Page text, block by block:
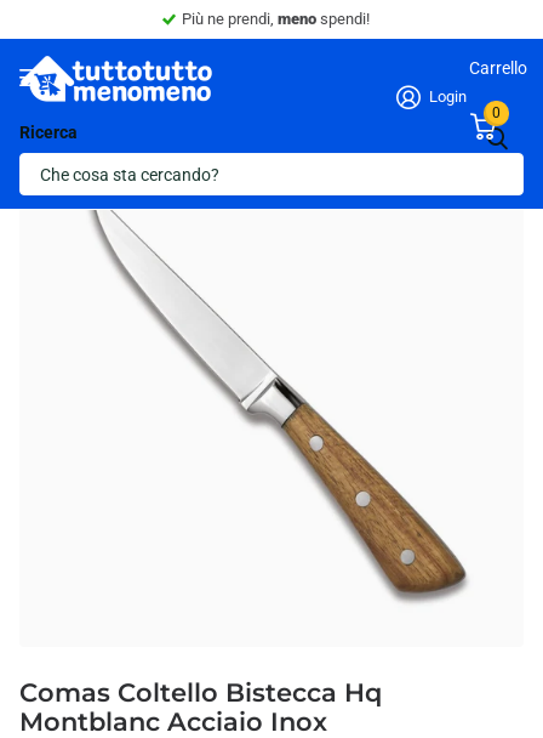
Più ne prendi, meno spendi!
Ricerca
Login
Carrello
0
Ultima scorta!
Comas Coltello Bistecca Hq
Montblanc Acciaio Inox